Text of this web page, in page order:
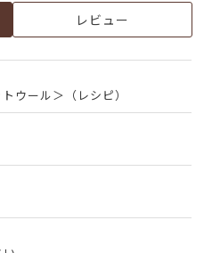
レビュー
ウール＞（レシピ）